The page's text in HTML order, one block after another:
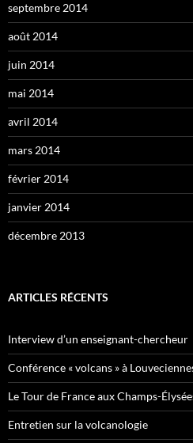
septembre 2014
août 2014
juin 2014
mai 2014
avril 2014
mars 2014
février 2014
janvier 2014
décembre 2013
ARTICLES RÉCENTS
Interview d’un enseignant-chercheur
Conférence « volcans » à
Le Tour de France aux Champs-
Entretien sur la volcanologie